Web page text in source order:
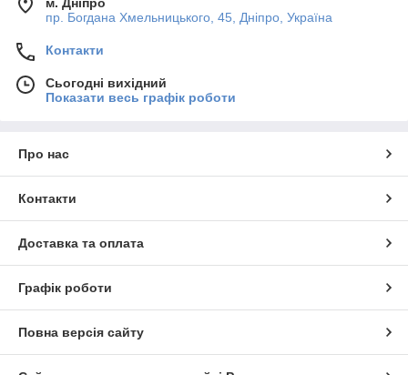
пр. Богдана Хмельницького, 45, Дніпро, Україна
Контакти
Сьогодні вихідний
Показати весь графік роботи
Про нас
Контакти
Доставка та оплата
Графік роботи
Повна версія сайту